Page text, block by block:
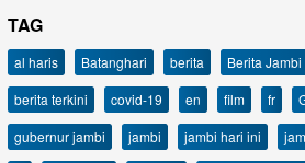
TAG
al haris Batanghari berita Berita
berita terkini
covid-19 en film fr
gubernur jambi
jambi jambi hari ini